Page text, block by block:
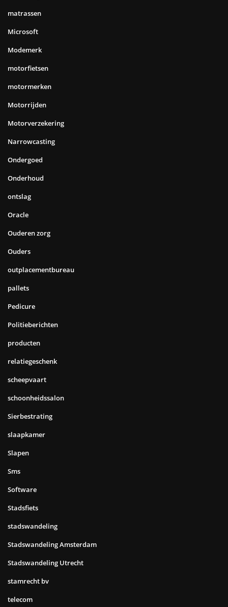
matrassen
Microsoft
Modemerk
motorfietsen
motormerken
Motorrijden
Motorverzekering
Narrowcasting
Ondergoed
Onderhoud
ontslag
Oracle
Ouderen zorg
Ouders
outplacementbureau
pallets
Pedicure
Politieberichten
producten
relatiegeschenk
scheepvaart
schoonheidssalon
Sierbestrating
slaapkamer
Slapen
Sms
Software
Stadsfiets
stadswandeling
Stadswandeling Amsterdam
Stadswandeling Utrecht
stamrecht bv
telecom